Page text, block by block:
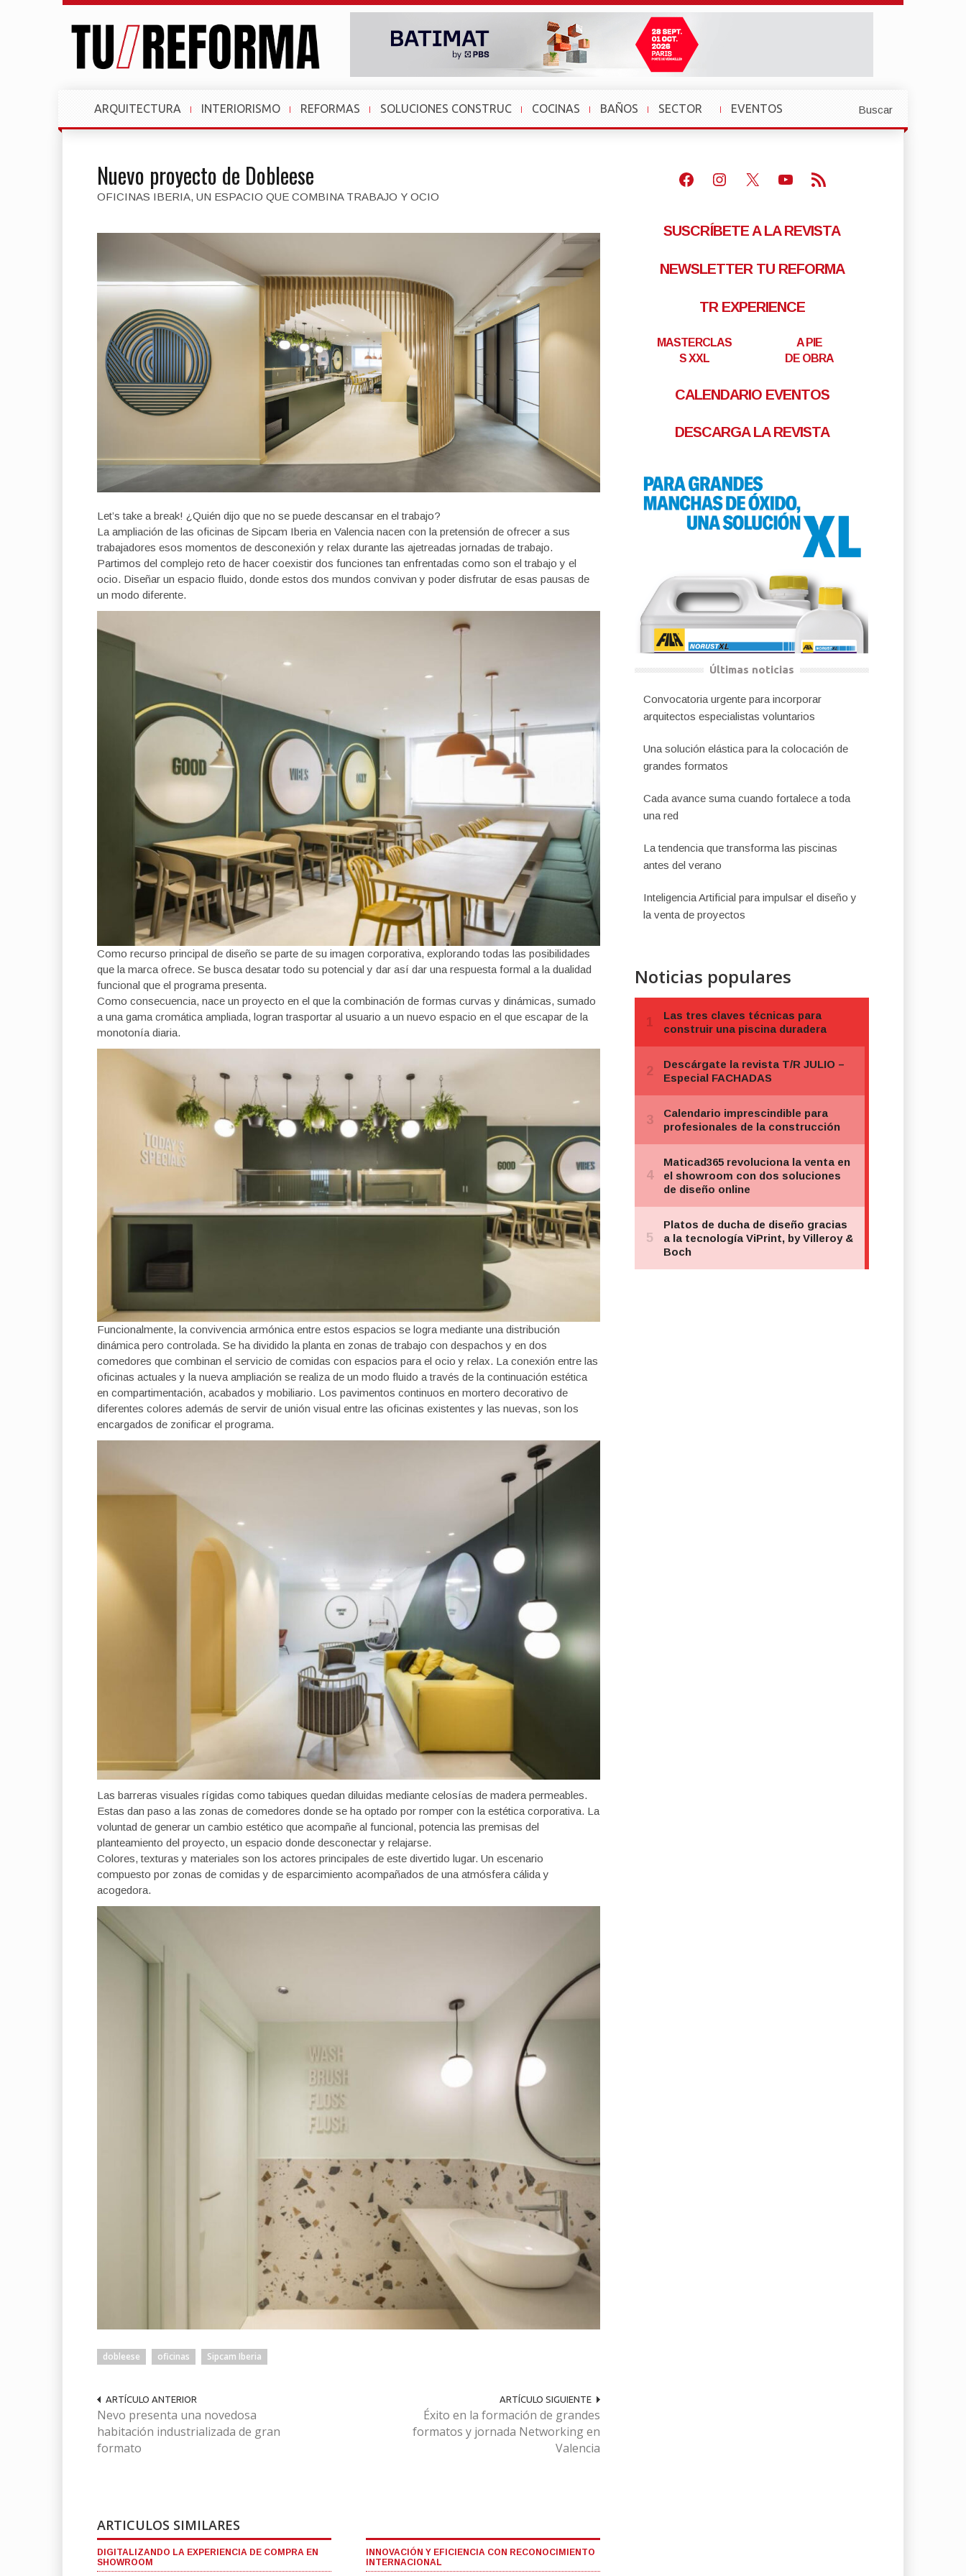
ARQUITECTURA INTERIORISMO REFORMAS SOLUCIONES CONSTRUC COCINAS BAÑOS
SECTOR
»
EVENTOS
»
Buscar
Nuevo proyecto de Dobleese
OFICINAS IBERIA, UN ESPACIO QUE COMBINA TRABAJO Y OCIO
Let’s take a break! ¿Quién dijo que no se puede descansar en el trabajo?
La ampliación de las oficinas de Sipcam Iberia en Valencia nacen con la pretensión de ofrecer a sus
trabajadores esos momentos de desconexión y relax durante las ajetreadas jornadas de trabajo.
Partimos del complejo reto de hacer coexistir dos funciones tan enfrentadas como son el trabajo y el
ocio. Diseñar un espacio fluido, donde estos dos mundos convivan y poder disfrutar de esas pausas de
un modo diferente.
Como recurso principal de diseño se parte de su imagen corporativa, explorando todas las posibilidades
que la marca ofrece. Se busca desatar todo su potencial y dar así dar una respuesta formal a la dualidad
funcional que el programa presenta.
Como consecuencia, nace un proyecto en el que la combinación de formas curvas y dinámicas, sumado
a una gama cromática ampliada, logran trasportar al usuario a un nuevo espacio en el que escapar de la
monotonía diaria.
Funcionalmente, la convivencia armónica entre estos espacios se logra mediante una distribución
dinámica pero controlada. Se ha dividido la planta en zonas de trabajo con despachos y en dos
comedores que combinan el servicio de comidas con espacios para el ocio y relax. La conexión entre las
oficinas actuales y la nueva ampliación se realiza de un modo fluido a través de la continuación estética
en compartimentación, acabados y mobiliario. Los pavimentos continuos en mortero decorativo de
diferentes colores además de servir de unión visual entre las oficinas existentes y las nuevas, son los
encargados de zonificar el programa.
Las barreras visuales rígidas como tabiques quedan diluidas mediante celosías de madera permeables.
Estas dan paso a las zonas de comedores donde se ha optado por romper con la estética corporativa. La
voluntad de generar un cambio estético que acompañe al funcional, potencia las premisas del
planteamiento del proyecto, un espacio donde desconectar y relajarse.
Colores, texturas y materiales son los actores principales de este divertido lugar. Un escenario
compuesto por zonas de comidas y de esparcimiento acompañados de una atmósfera cálida y
acogedora.
dobleese oficinas Sipcam Iberia
ARTÍCULO ANTERIOR
Nevo presenta una novedosa
habitación industrializada de gran
formato
ARTÍCULO SIGUIENTE
Éxito en la formación de grandes
formatos y jornada Networking en
Valencia
ARTICULOS SIMILARES
DIGITALIZANDO LA EXPERIENCIA DE COMPRA EN
SHOWROOM
INNOVACIÓN Y EFICIENCIA CON RECONOCIMIENTO
INTERNACIONAL
Facebook
Instagram
X Youtube
Feed RSS
SUSCRÍBETE A LA REVISTA
NEWSLETTER TU REFORMA
TR EXPERIENCE
MASTERCLAS
S XXL
A PIE
DE OBRA
CALENDARIO EVENTOS
DESCARGA LA REVISTA
Últimas noticias
Convocatoria urgente para incorporar
arquitectos especialistas voluntarios
Una solución elástica para la colocación de
grandes formatos
Cada avance suma cuando fortalece a toda
una red
La tendencia que transforma las piscinas
antes del verano
Inteligencia Artificial para impulsar el diseño y
la venta de proyectos
Noticias populares